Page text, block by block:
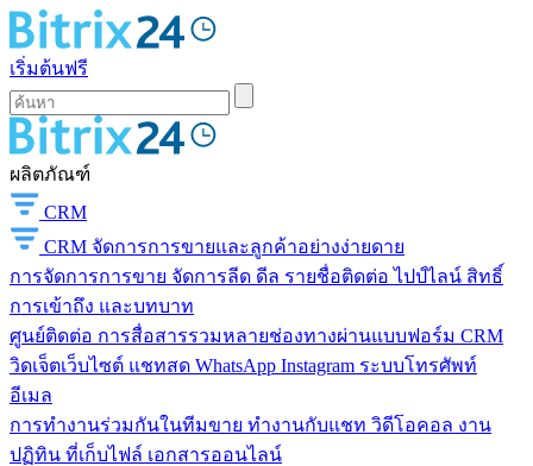
เริ่มต้นฟรี
ผลิตภัณฑ์
CRM
CRM จัดการการขายและลูกค้าอย่างง่ายดาย
การจัดการการขาย จัดการลีด ดีล รายชื่อติดต่อ ไปป์ไลน์ สิทธิ์
การเข้าถึง และบทบาท
ศูนย์ติดต่อ การสื่อสารรวมหลายช่องทางผ่านแบบฟอร์ม CRM
วิดเจ็ตเว็บไซต์ แชทสด WhatsApp Instagram ระบบโทรศัพท์
อีเมล
การทำงานร่วมกันในทีมขาย ทำงานกับแชท วิดีโอคอล งาน
ปฏิทิน ที่เก็บไฟล์ เอกสารออนไลน์